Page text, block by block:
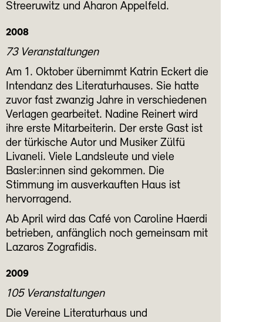
Streeruwitz und Aharon Appelfeld.
2008
73 Veranstaltungen
Am 1. Oktober übernimmt Katrin Eckert die
Intendanz des Literaturhauses. Sie hatte
zuvor fast zwanzig Jahre in verschiedenen
Verlagen gearbeitet. Nadine Reinert wird
ihre erste Mitarbeiterin. Der erste Gast ist
der türkische Autor und Musiker Zülfü
Livaneli. Viele Landsleute und viele
Basler:innen sind gekommen. Die
Stimmung im ausverkauften Haus ist
hervorragend.
Ab April wird das Café von Caroline Haerdi
betrieben, anfänglich noch gemeinsam mit
Lazaros Zografidis.
2009
105 Veranstaltungen
Die Vereine Literaturhaus und